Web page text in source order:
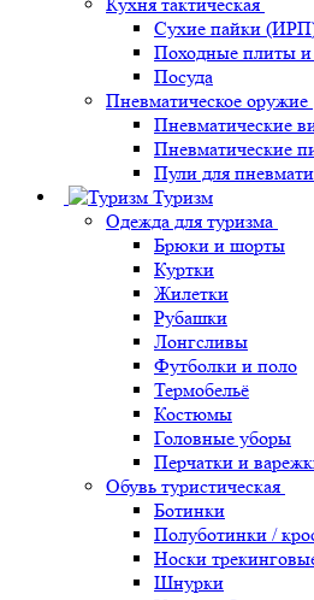
Сухие пайки
Походные плиты и
Посуда
Пневматическое оружие
Пневматические
Пневматические
Пули для
Туризм
Одежда для туризма
Брюки и шорты
Куртки
Жилетки
Рубашки
Лонгсливы
Футболки и поло
Термобельё
Костюмы
Головные уборы
Перчатки и
Обувь туристическая
Ботинки
Полуботинки /
Носки
Шнурки